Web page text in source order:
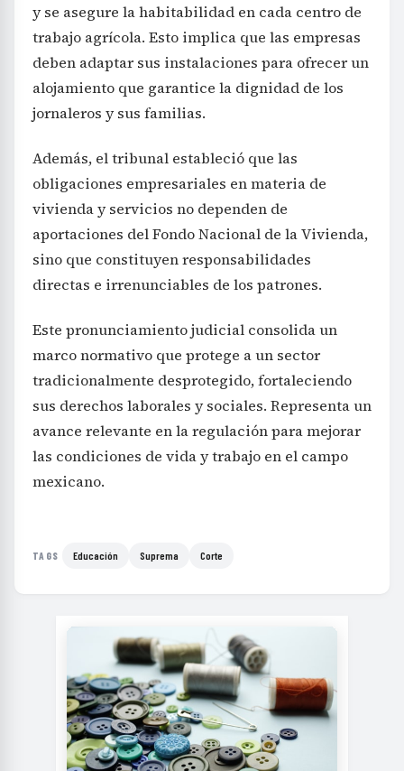
y se asegure la habitabilidad en cada centro de
trabajo agrícola. Esto implica que las empresas
deben adaptar sus instalaciones para ofrecer un
alojamiento que garantice la dignidad de los
jornaleros y sus familias.
Además, el tribunal estableció que las
obligaciones empresariales en materia de
vivienda y servicios no dependen de
aportaciones del Fondo Nacional de la Vivienda,
sino que constituyen responsabilidades
directas e irrenunciables de los patrones.
Este pronunciamiento judicial consolida un
marco normativo que protege a un sector
tradicionalmente desprotegido, fortaleciendo
sus derechos laborales y sociales. Representa un
avance relevante en la regulación para mejorar
las condiciones de vida y trabajo en el campo
mexicano.
TAGS Educación Suprema Corte